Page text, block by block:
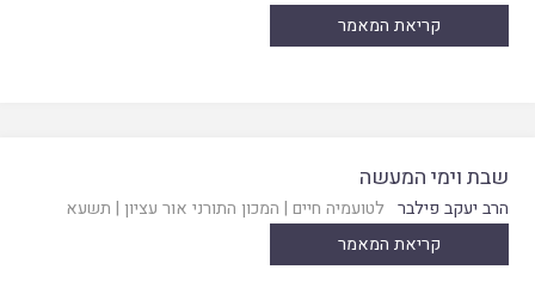
קריאת המאמר
שבת וימי המעשה
הרב יעקב פילבר לטועמיה חיים | המכון התורני אור עציון | תשעא
קריאת המאמר